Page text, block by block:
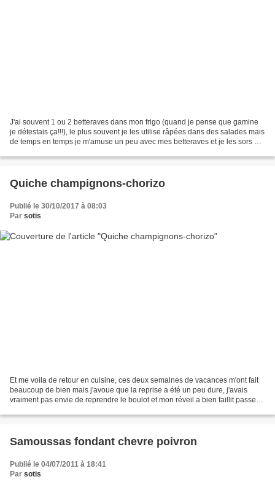
J'ai souvent 1 ou 2 betteraves dans mon frigo (quand je pense que gamine
je détestais ça!!!), le plus souvent je les utilise râpées dans des salades mais
de temps en temps je m'amuse un peu avec mes betteraves et je les sors de
Quiche champignons-chorizo
Publié le 30/10/2017 à 08:03
Par sotis
Et me voila de retour en cuisine, ces deux semaines de vacances m'ont fait
beaucoup de bien mais j'avoue que la reprise a été un peu dure, j'avais
vraiment pas envie de reprendre le boulot et mon réveil a bien faillit passer
Samoussas fondant chevre poivron
Publié le 04/07/2011 à 18:41
Par sotis